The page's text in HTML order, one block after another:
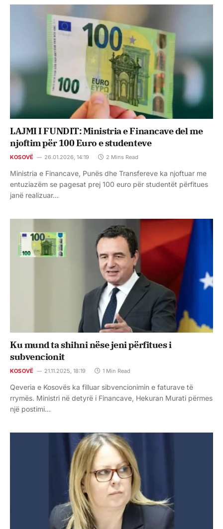
LAJMI I FUNDIT: Ministria e Financave del me
njoftim për 100 Euro e studenteve
KOSOVË 26.01.2026, 14:19 2 Mins Read
Ministria e Financave, Punës dhe Transfereve ka njoftuar me
entuziazëm se pagesat prej 100 euro për studentët përfitues
janë realizuar…
Ku mund ta shihni nëse jeni përfitues i
subvencionit
KOSOVË 21.11.2025, 18:19 1 Min Read
Qeveria e Kosovës ka filluar sibvencionimin e faturave të
rrymës. Ministri në detyrë i Financave, Hekuran Murati përmes
një postimi…